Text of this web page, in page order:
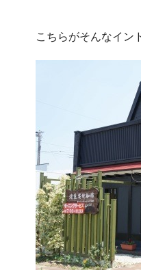
こちらがそんなイン